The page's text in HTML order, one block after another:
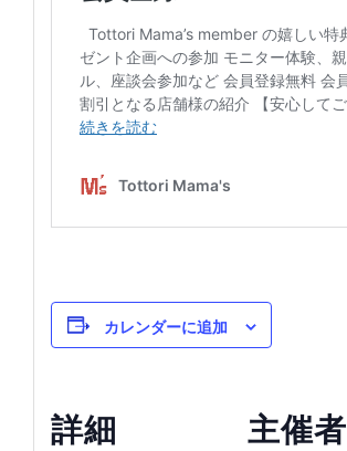
カレンダーに追加
詳細 主催者